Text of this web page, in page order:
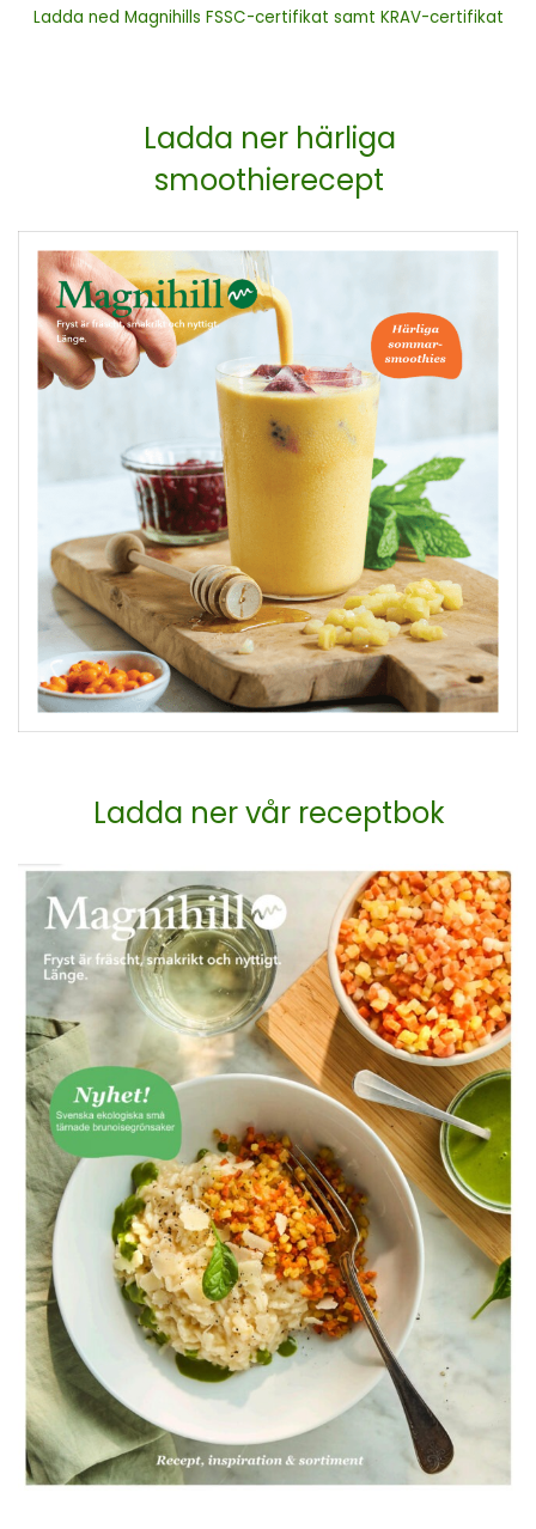
Ladda ned Magnihills FSSC-certifikat samt KRAV-certifikat
Ladda ner härliga
smoothierecept
Ladda ner vår receptbok